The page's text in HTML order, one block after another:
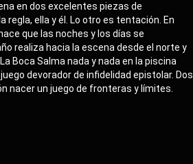
en dos excelentes piezas de
regla, ella y él. Lo otro es tentación. En
que las noches y los días se
realiza hacia la escena desde el norte y
Boca Salma nada y nada en la piscina
devorador de infidelidad epistolar. Dos
nacer un juego de fronteras y límites.